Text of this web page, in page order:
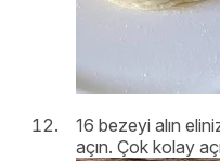
16 bezeyi alın
açın. Çok kolay